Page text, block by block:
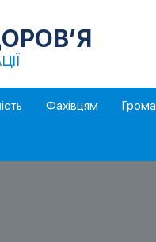
Фахівцям